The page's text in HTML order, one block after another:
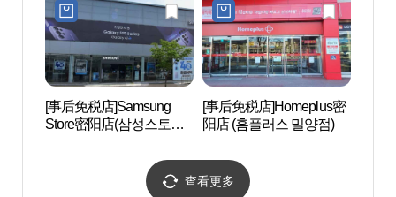
[事后免税店]Samsung
Store密阳店(삼성스토어
[事后免税店]Homeplus密
阳店 (홈플러스 밀양점)
查看更多